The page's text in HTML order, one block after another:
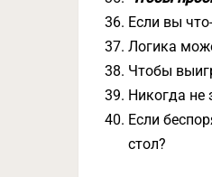
Если вы
Логика
Чтобы
Никогда не
Если
стол?